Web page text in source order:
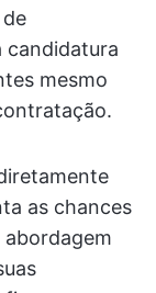
candidatura
mesmo
as chances
abordagem